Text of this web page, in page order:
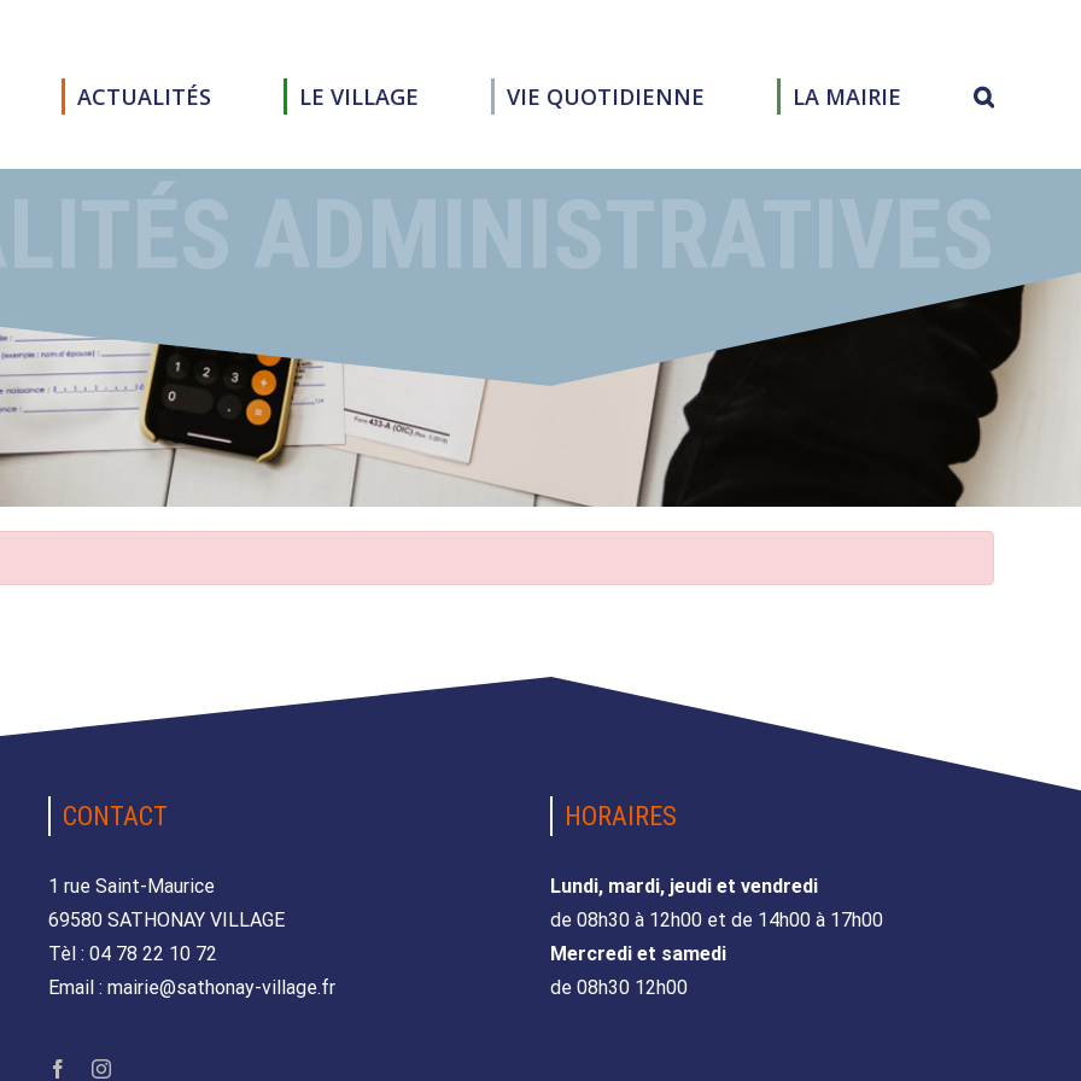
ACTUALITÉS LE VILLAGE VIE QUOTIDIENNE LA MAIRIE
CONTACT
1 rue Saint-Maurice
69580 SATHONAY VILLAGE
Tèl : 04 78 22 10 72
Email : mairie@sathonay-village.fr
HORAIRES
Lundi, mardi, jeudi et vendredi
de 08h30 à 12h00 et de 14h00 à 17h00
Mercredi et samedi
de 08h30 12h00